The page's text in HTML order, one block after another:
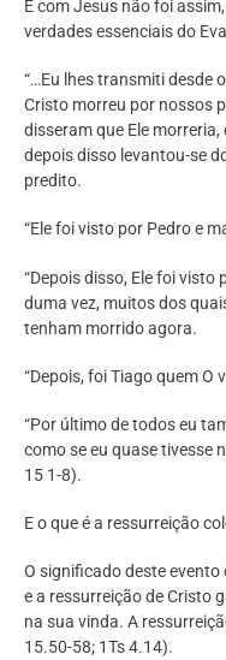
E com Jesus não foi
verdades essenciais do
“…Eu lhes transmiti desde
Cristo morreu por nossos
disseram que Ele
depois disso levantou-se
predito.
“Ele foi visto por Pedro e
“Depois disso, Ele foi
duma vez, muitos dos
tenham morrido agora.
“Depois, foi Tiago quem
“Por último de todos eu
como se eu quase tivesse
15 1-8).
E o que é a ressurreição
O significado deste
e a ressurreição de Cristo
na sua vinda. A
15.50-58; 1Ts 4.14).